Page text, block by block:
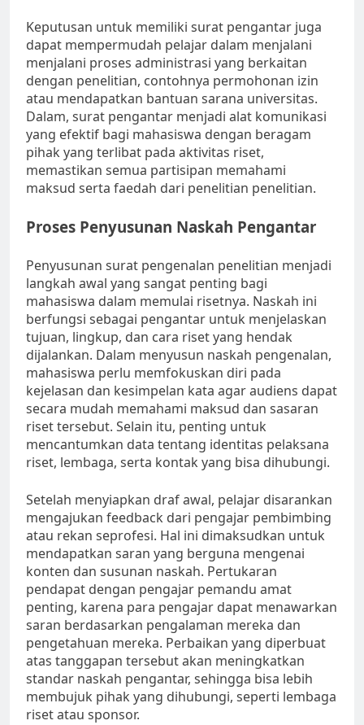
Keputusan untuk memiliki surat pengantar juga
dapat mempermudah pelajar dalam menjalani
menjalani proses administrasi yang berkaitan
dengan penelitian, contohnya permohonan izin
atau mendapatkan bantuan sarana universitas.
Dalam, surat pengantar menjadi alat komunikasi
yang efektif bagi mahasiswa dengan beragam
pihak yang terlibat pada aktivitas riset,
memastikan semua partisipan memahami
maksud serta faedah dari penelitian penelitian.
Proses Penyusunan Naskah Pengantar
Penyusunan surat pengenalan penelitian menjadi
langkah awal yang sangat penting bagi
mahasiswa dalam memulai risetnya. Naskah ini
berfungsi sebagai pengantar untuk menjelaskan
tujuan, lingkup, dan cara riset yang hendak
dijalankan. Dalam menyusun naskah pengenalan,
mahasiswa perlu memfokuskan diri pada
kejelasan dan kesimpelan kata agar audiens dapat
secara mudah memahami maksud dan sasaran
riset tersebut. Selain itu, penting untuk
mencantumkan data tentang identitas pelaksana
riset, lembaga, serta kontak yang bisa dihubungi.
Setelah menyiapkan draf awal, pelajar disarankan
mengajukan feedback dari pengajar pembimbing
atau rekan seprofesi. Hal ini dimaksudkan untuk
mendapatkan saran yang berguna mengenai
konten dan susunan naskah. Pertukaran
pendapat dengan pengajar pemandu amat
penting, karena para pengajar dapat menawarkan
saran berdasarkan pengalaman mereka dan
pengetahuan mereka. Perbaikan yang diperbuat
atas tanggapan tersebut akan meningkatkan
standar naskah pengantar, sehingga bisa lebih
membujuk pihak yang dihubungi, seperti lembaga
riset atau sponsor.